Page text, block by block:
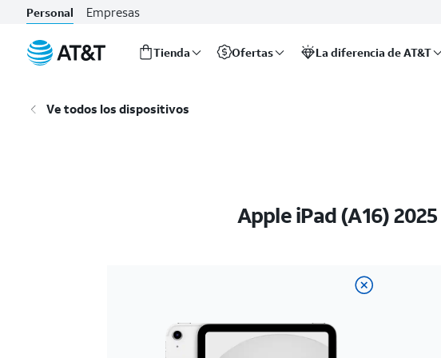
Personal Empresas
Tienda Ofertas La diferencia de AT&T
Ve todos los dispositivos
Apple iPad (A16) 2025